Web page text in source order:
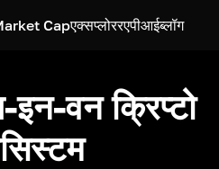
Capएक्सप्लोररएपीआईब्लॉग
वन क्रिप्टो